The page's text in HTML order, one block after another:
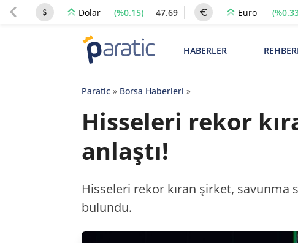
Dolar (%0.15) 47.69 Euro
HABERLER
Paratic» Borsa Haberleri »
Hisseleri rekor
anlaştı!
Hisseleri rekor kıran şirket, savunma
bulundu.